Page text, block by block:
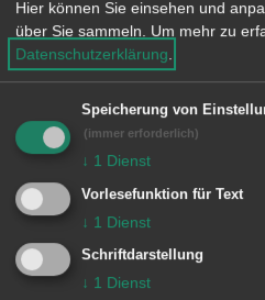
Sandspielen
Klettern
Schaukeln
Balancieren
Fußball/Bolztor
Basketball
Hier können Sie einsehen und
über Sie sammeln.
Um mehr zu
Datenschutzerklärung
Speicherung von
(immer erforderlich)
↓ 1 Dienst
Vorlesefunktion für Text
↓ 1 Dienst
Schriftdarstellung
↓ 1 Dienst